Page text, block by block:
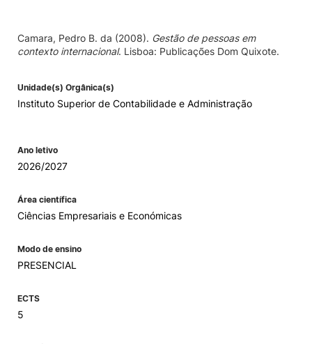
Camara, Pedro B. da (2008). Gestão de pessoas em
contexto internacional. Lisboa: Publicações Dom Quixote.
Unidade(s) Orgânica(s)
Instituto Superior de Contabilidade e Administração
Ano letivo
2026/2027
Área científica
Ciências Empresariais e Económicas
Modo de ensino
PRESENCIAL
ECTS
5